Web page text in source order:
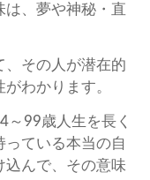
は、夢や神秘・直
、その人が潜在的
わかります。
～99歳人生を長く
ている本当の自
込んで、その意味